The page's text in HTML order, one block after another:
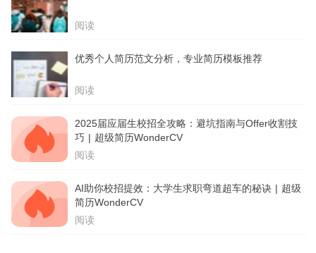
阅读
优秀个人简历范文分析，专业简历模板推荐
阅读
2025届应届生校招全攻略：避坑指南与Offer收割技
巧 | 超级简历WonderCV
阅读
AI助你校招提效：大学生求职弯道超车的秘诀 | 超级
简历WonderCV
阅读